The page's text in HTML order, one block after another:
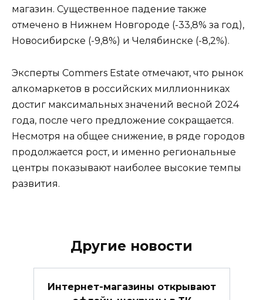
магазин. Существенное падение также
отмечено в Нижнем Новгороде (-33,8% за год),
Новосибирске (-9,8%) и Челябинске (-8,2%).
Эксперты Commers Estate отмечают, что рынок
алкомаркетов в российских миллионниках
достиг максимальных значений весной 2024
года, после чего предложение сокращается.
Несмотря на общее снижение, в ряде городов
продолжается рост, и именно региональные
центры показывают наиболее высокие темпы
развития.
Другие новости
Интернет-магазины открывают